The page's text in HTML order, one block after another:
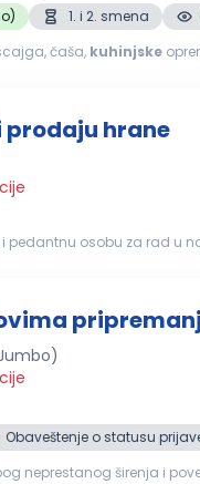
1. i 2. smena
čaša, kuhinjske
prodaju hrane
posla: priprema i prodaja hrane (pizze, tortilje, salate,
Obaveštenje o statusu
neprestanog širenja i